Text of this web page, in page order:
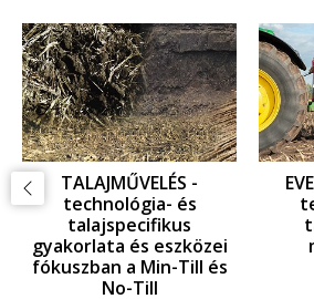
TALAJMŰVELÉS -
technológia- és
talajspecifikus
gyakorlata és eszközei
fókuszban a Min-Till és
No-Till